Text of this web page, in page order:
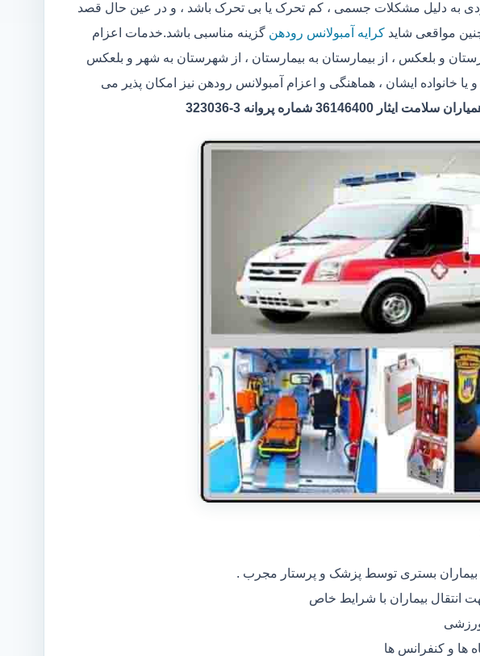
به دلیل مشکلات جسمی ، کم تحرک یا بی تحرک باشد ، و در عین حال قصد
مواقعی شاید کرایه آمبولانس رودهن گزینه مناسبی باشد.خدمات اعزام
و بلعکس ، از بیمارستان به بیمارستان ، از شهرستان به شهر و بلعکس
خانواده ایشان ، هماهنگی و اعزام آمبولانس رودهن نیز امکان پذیر می
شماره پروانه 3-323036
بیماران بستری توسط پزشک و پرستار مجرب .
ورزشی
ها و کنفرانس ها